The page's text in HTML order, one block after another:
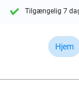
Tilgængelig 7
Hjem